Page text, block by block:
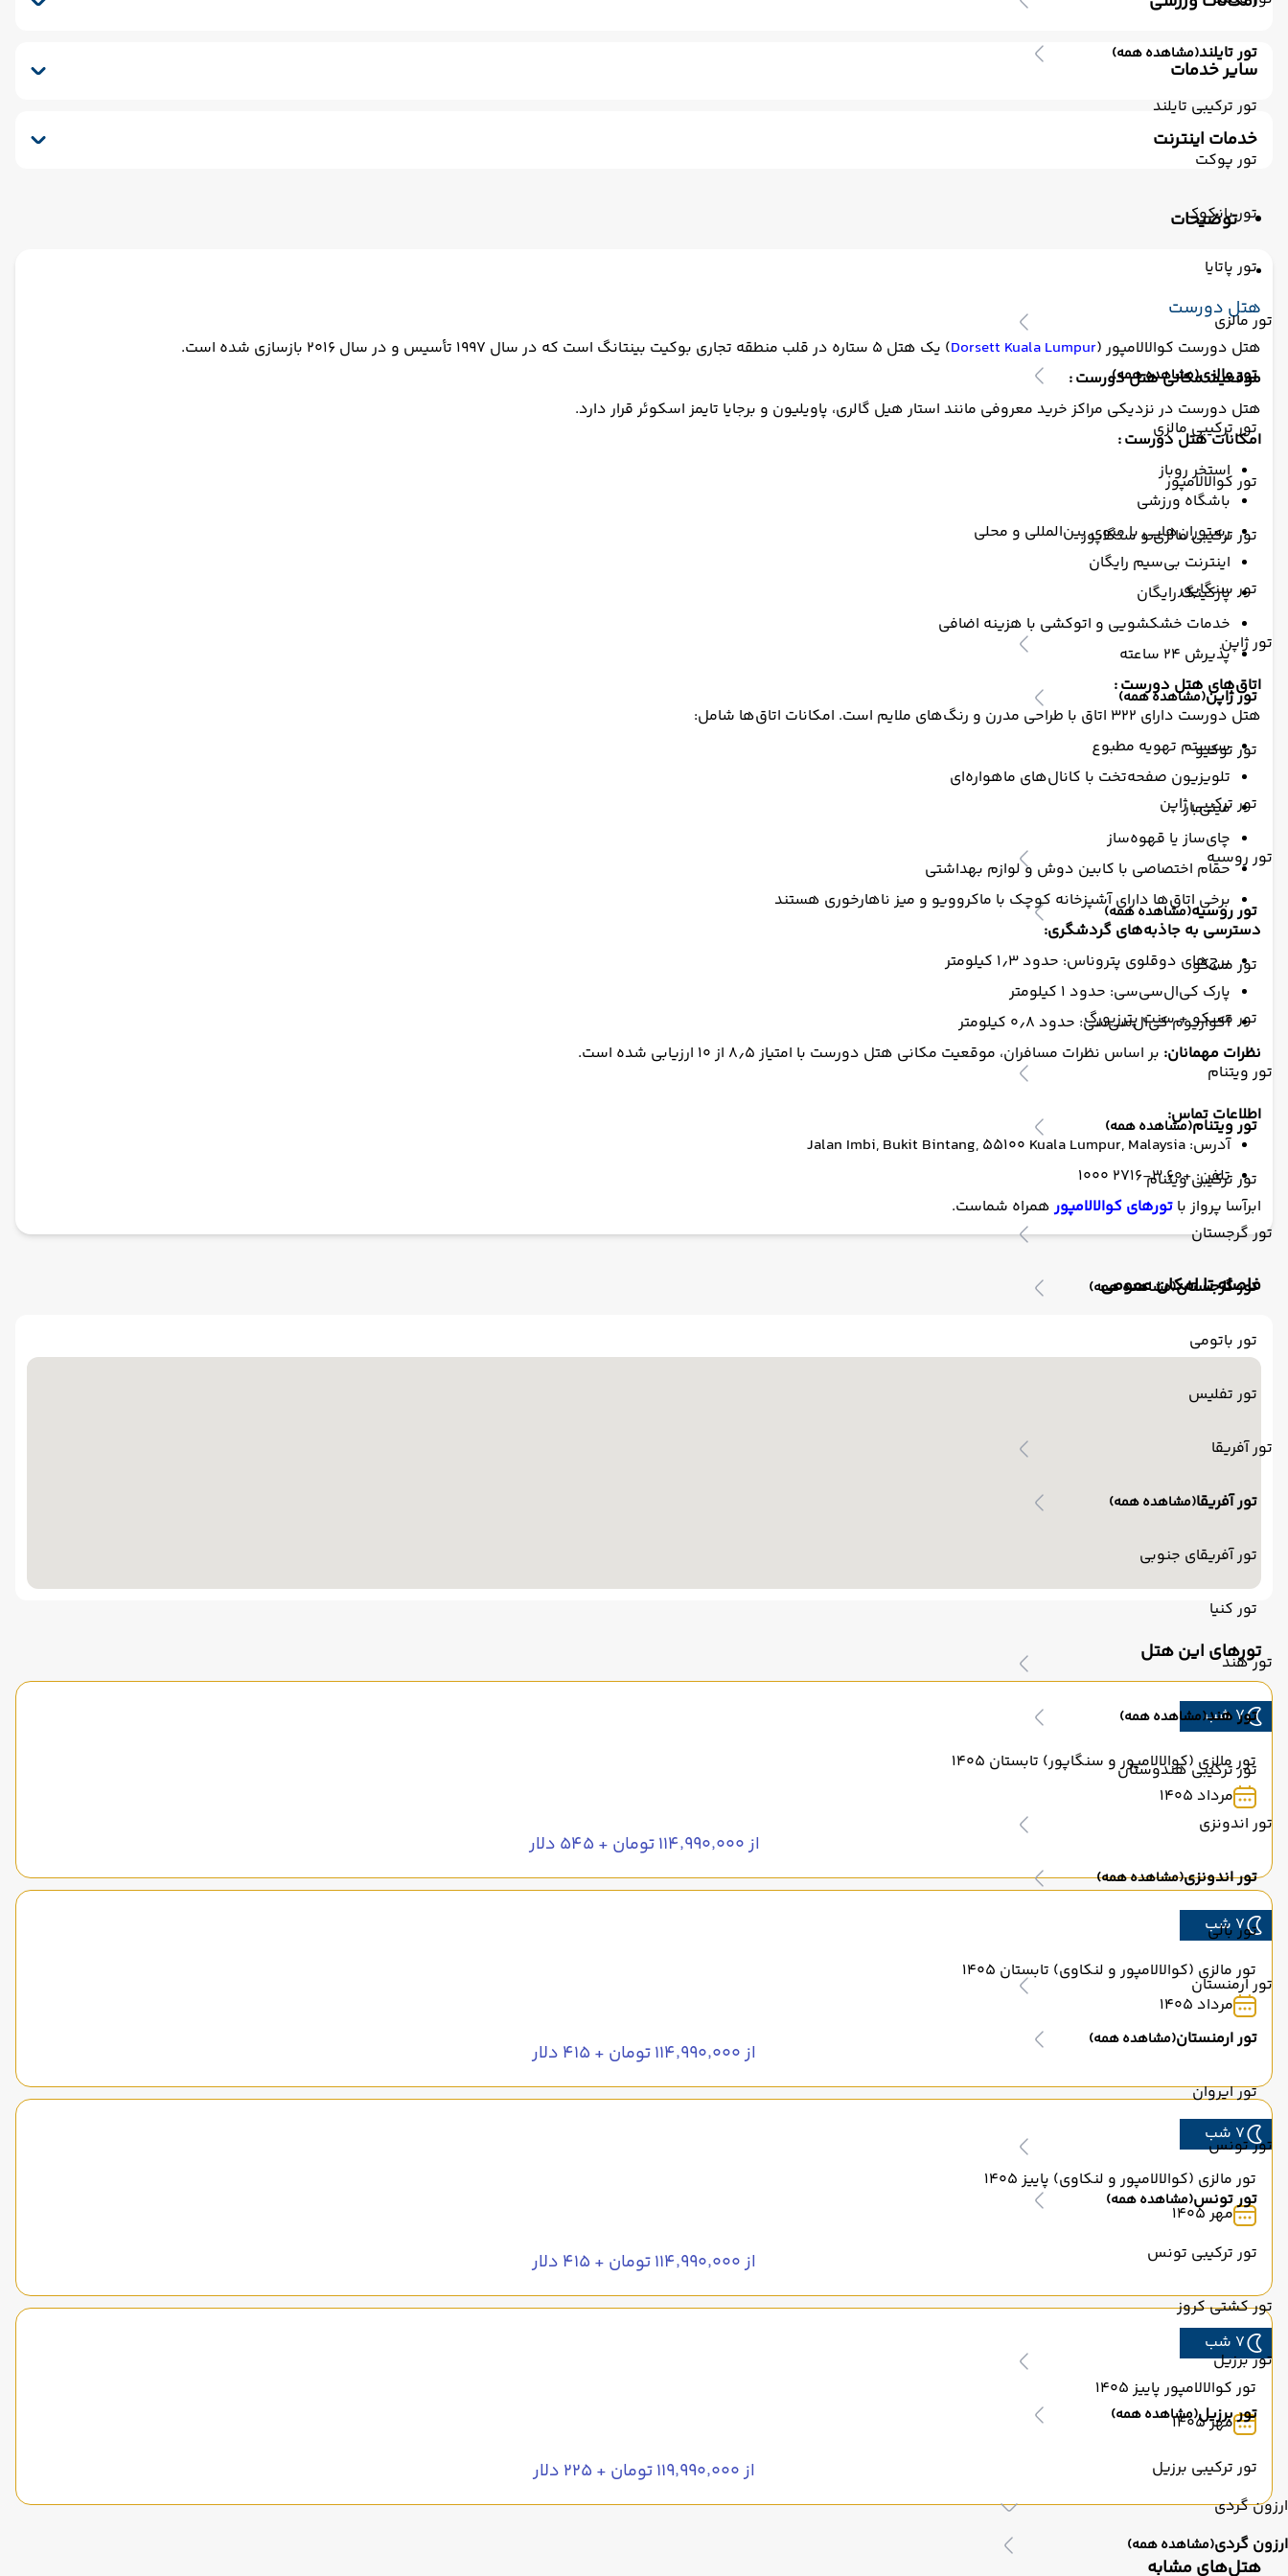
تور تایلند(مشاهده همه)
تور ترکیبی تایلند
تور پوکت
تور بانکوک
تور پاتایا
تور مالزی
تور مالزی(مشاهده همه)
تور ترکیبی مالزی
تور کوالالامپور
تور ترکیبی مالزی و سنگاپور
تور سنگاپور
تور ژاپن
تور ژاپن(مشاهده همه)
تور توکیو
تور ترکیبی ژاپن
تور روسیه
تور روسیه(مشاهده همه)
تور مسکو
تور مسکو + سنت پترزبورگ
تور ویتنام
تور ویتنام(مشاهده همه)
تور ترکیبی ویتنام
تور گرجستان
تور گرجستان(مشاهده همه)
تور باتومی
تور تفلیس
تور آفریقا
تور آفریقا(مشاهده همه)
تور آفریقای جنوبی
تور کنیا
تور هند
تور هند(مشاهده همه)
تور ترکیبی هندوستان
تور اندونزی
تور اندونزی(مشاهده همه)
تور بالی
تور ارمنستان
تور ارمنستان(مشاهده همه)
تور ایروان
تور تونس
تور تونس(مشاهده همه)
تور ترکیبی تونس
تور کشتی کروز
تور برزیل
تور برزیل(مشاهده همه)
تور ترکیبی برزیل
ارزون گردی
ارزون گردی(مشاهده همه)
سایر خدمات
ترانسفر رفت (استقبال)
خدمات اینترنت
اینترنت
توضیحات
هتل دورست
هتل دورست کوالالامپور (Dorsett Kuala Lumpur) یک هتل ۵ ستاره در قلب منطقه تجاری بوکیت بینتانگ است که در سال ۱۹۹۷ تأسیس و در سال ۲۰۱۶ بازسازی شده است.
موقعیت مکانی هتل دورست :
هتل دورست در نزدیکی مراکز خرید معروفی مانند استار هیل گالری، پاویلیون و برجایا تایمز اسکوئر قرار دارد.
امکانات هتل دورست :
استخر روباز
باشگاه ورزشی
رستوران‌هایی با منوی بین‌المللی و محلی
اینترنت بی‌سیم رایگان
پارکینگ رایگان
خدمات خشکشویی و اتوکشی با هزینه اضافی
پذیرش ۲۴ ساعته
اتاق‌های هتل دورست :
هتل دورست دارای ۳۲۲ اتاق با طراحی مدرن و رنگ‌های ملایم است. امکانات اتاق‌ها شامل:
سیستم تهویه مطبوع
تلویزیون صفحه‌تخت با کانال‌های ماهواره‌ای
مینی‌بار
چای‌ساز یا قهوه‌ساز
حمام اختصاصی با کابین دوش و لوازم بهداشتی
برخی اتاق‌ها دارای آشپزخانه کوچک با ماکروویو و میز ناهارخوری هستند
دسترسی به جاذبه‌های گردشگری:
برج‌های دوقلوی پتروناس: حدود ۱٫۳ کیلومتر
پارک کی‌ال‌سی‌سی: حدود ۱ کیلومتر
آکواریوم کی‌ال‌سی‌سی: حدود ۰٫۸ کیلومتر
نظرات مهمانان: بر اساس نظرات مسافران، موقعیت مکانی هتل دورست با امتیاز ۸٫۵ از ۱۰ ارزیابی شده است.
اطلاعات تماس:
آدرس: Jalan Imbi, Bukit Bintang, 55100 Kuala Lumpur, Malaysia
تلفن: +60 3-2716 1000
ابرآسا پرواز با تورهای کوالالامپورهمراه شماست.
فاصله تا امکان عمومی
تورهای این هتل
7 شب
تور مالزی (کوالالامپور و سنگاپور) تابستان 1405
مرداد 1405
از ۱۱۴٬۹۹۰٬۰۰۰ تومان + ۵۴۵ دلار
7 شب
تور مالزی (کوالالامپور و لنکاوی) تابستان 1405
مرداد 1405
از ۱۱۴٬۹۹۰٬۰۰۰ تومان + ۴۱۵ دلار
7 شب
تور مالزی (کوالالامپور و لنکاوی) پاییز 1405
مهر 1405
از ۱۱۴٬۹۹۰٬۰۰۰ تومان + ۴۱۵ دلار
7 شب
تور کوالالامپور پاییز 1405
مهر 1405
از ۱۱۹٬۹۹۰٬۰۰۰ تومان + ۲۲۵ دلار
‌هتل‌های مشابه